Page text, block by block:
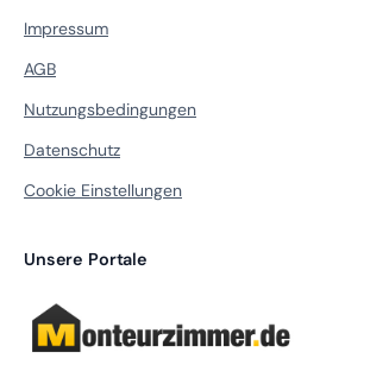
Impressum
AGB
Nutzungsbedingungen
Datenschutz
Cookie Einstellungen
Unsere Portale